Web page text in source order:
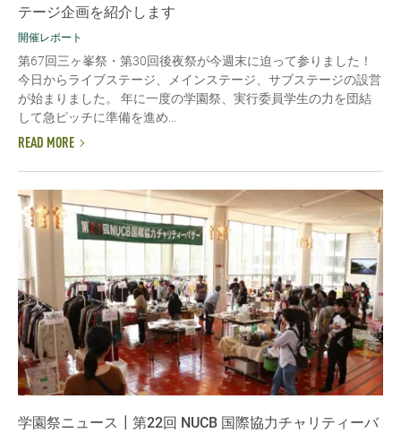
テージ企画を紹介します
開催レポート
第67回三ヶ峯祭・第30回後夜祭が今週末に迫って参りました！
今日からライブステージ、メインステージ、サブステージの設営
が始まりました。 年に一度の学園祭、実行委員学生の力を団結
して急ピッチに準備を進め...
READ MORE
学園祭ニュース┃第22回 NUCB 国際協力チャリティーバ